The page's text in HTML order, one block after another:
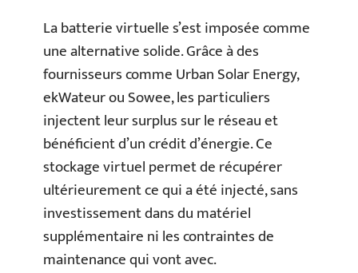
La batterie virtuelle s’est imposée comme
une alternative solide. Grâce à des
fournisseurs comme Urban Solar Energy,
ekWateur ou Sowee, les particuliers
injectent leur surplus sur le réseau et
bénéficient d’un crédit d’énergie. Ce
stockage virtuel permet de récupérer
ultérieurement ce qui a été injecté, sans
investissement dans du matériel
supplémentaire ni les contraintes de
maintenance qui vont avec.